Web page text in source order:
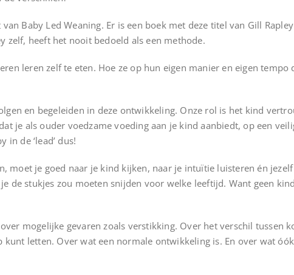
Baby Led Weaning. Er is een boek met deze titel van Gill
zelf, heeft het nooit bedoeld als een methode.
leren zelf te eten. Hoe ze op hun eigen manier en eigen
en begeleiden in deze ontwikkeling. Onze rol is het kind
je als ouder voedzame voeding aan je kind aanbiedt, op een
in de ‘lead’ dus!
moet je goed naar je kind kijken, naar je intuïtie luisteren én
de stukjes zou moeten snijden voor welke leeftijd. Want geen
mogelijke gevaren zoals verstikking. Over het verschil tussen
kunt letten. Over wat een normale ontwikkeling is. En over wat